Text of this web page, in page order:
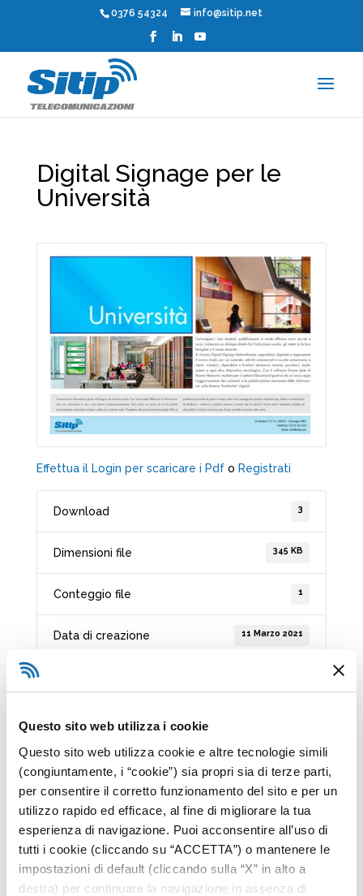
Questo sito web utilizza i cookie
Questo sito web utilizza cookie e altre tecnologie simili
(congiuntamente, i “cookie”) sia propri sia di terze parti,
per consentire il corretto funzionamento del sito e per un
utilizzo rapido ed efficace, al fine di migliorare la tua
esperienza di navigazione. Puoi acconsentire all’uso di
tutti i cookie (cliccando su “ACCETTA”) o mantenere le
impostazioni di default (cliccando sulla “X” in alto a
destra) per continuare la navigazione in assenza di
0376 54324 info@sitip.net
Digital Signage per le
Università
Effettua il Login per scaricare i Pdfo Registrati
Download 3
Dimensioni file 345 KB
Conteggio file 1
Data di creazione 11 Marzo 2021
Digital Signage per le
Università
Coinvolgere i tuoi studenti, pubblicizzare in modo
efficace nuovi servizi e corsi, instaurare un dialogo
diretto fra l’istituzione scuola, gli utenti (o le loro
famiglie) e il corpo docente.